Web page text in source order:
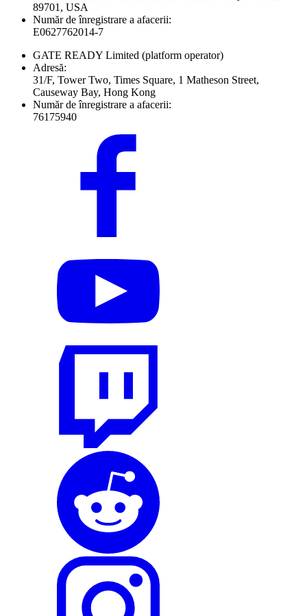
89701, USA
Număr de înregistrare a afacerii:
E0627762014-7
GATE READY Limited (platform operator)
Adresă:
31/F, Tower Two, Times Square, 1 Matheson Street,
Causeway Bay, Hong Kong
Număr de înregistrare a afacerii:
76175940